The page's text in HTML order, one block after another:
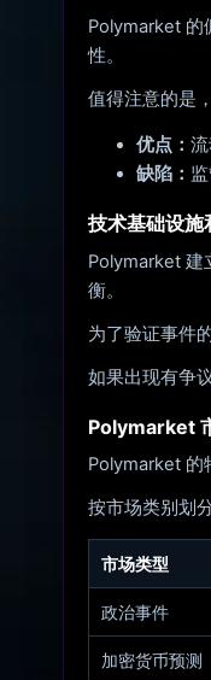
Polymarket 的
性。
值得注意的是
优点：
缺陷：
技术基础设
Polymarket 建
衡。
为了验证事件
如果出现有争
Polymarket
Polymarket 的
按市场类别划
市场类型
政治事件
加密货币预测